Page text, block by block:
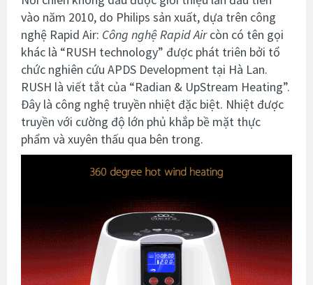
vào năm 2010, do Philips sản xuất, dựa trên công
nghệ Rapid Air: Công nghệ Rapid Aircòn có tên gọi
khác là “RUSH technology” được phát triên bởi tổ
chức nghiên cứu APDS Development tại Hà Lan.
RUSH là viết tắt của “Radian & UpStream Heating”.
Đây là công nghệ truyền nhiệt đặc biệt. Nhiệt được
truyền với cường độ lớn phủ khắp bề mặt thực
phẩm và xuyên thấu qua bên trong.